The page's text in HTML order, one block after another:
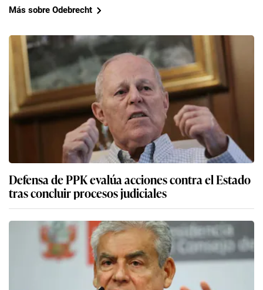
Más sobre Odebrecht
Defensa de PPK evalúa acciones contra el Estado
tras concluir procesos judiciales